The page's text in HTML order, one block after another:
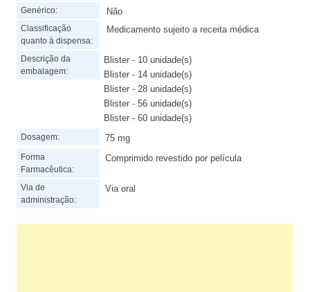
Genérico: Não
Classificação
quanto à dispensa:
Medicamento sujeito a receita médica
Descrição da
embalagem:
Blister - 10 unidade(s)
Blister - 14 unidade(s)
Blister - 28 unidade(s)
Blister - 56 unidade(s)
Blister - 60 unidade(s)
Dosagem: 75 mg
Forma
Farmacêutica:
Comprimido revestido por película
Via de
administração:
Via oral